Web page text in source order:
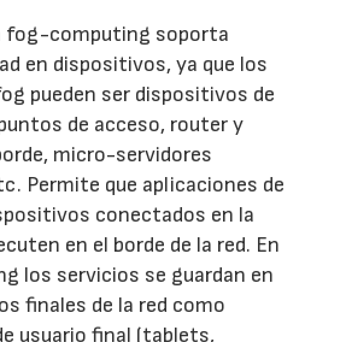
fog-computing soporta
en dispositivos, ya que los
pueden ser dispositivos de
de acceso, router y
micro-servidores
Permite que aplicaciones de
conectados en la
en el borde de la red. En
los servicios se guardan en
finales de la red como
usuario final (tablets,